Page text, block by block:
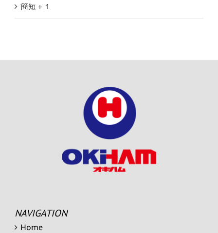
簡短＋１
NAVIGATION
Home